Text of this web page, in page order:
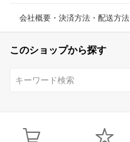
会社概要・決済方法・配送方法
このショップから探す